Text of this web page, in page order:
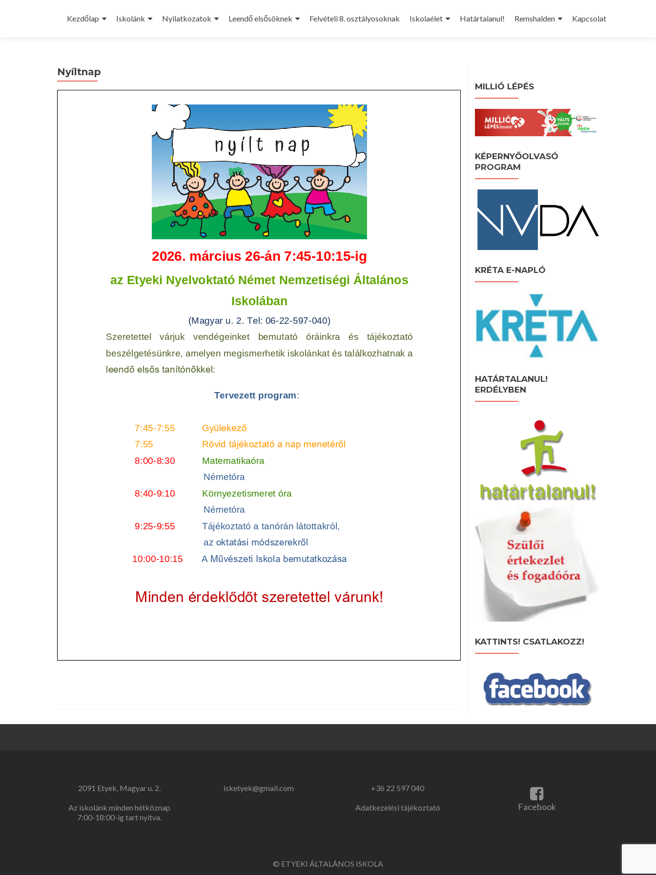
to
Kezdőlap Iskolánk Nyilatkozatok Leendő elsősöknek Felvételi 8. osztályosoknak Iskolaélet Határtalanul! Remshalden Kapcsolat
Nyíltnap
MILLIÓ LÉPÉS
KÉPERNYŐOLVASÓ
PROGRAM
KRÉTA E-NAPLÓ
HATÁRTALANUL!
ERDÉLYBEN
KATTINTS! CSATLAKOZZ!
2091 Etyek, Magyar u. 2.
Az iskolánk minden hétköznap
7:00-18:00-ig tart nyitva.
isketyek@gmail.com +36 22 597 040
Adatkezelési tájékoztató
Facebook
link
Facebook
© ETYEKI ÁLTALÁNOS ISKOLA